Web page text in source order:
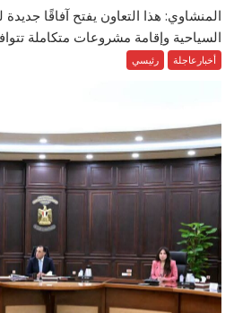
المنشاوي: هذا التعاون يفتح آفاقًا
السياحية وإقامة مشروعات متكاملة
أخبارعاجلة رئيسي